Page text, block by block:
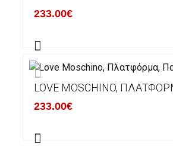
233.00€
233.00€